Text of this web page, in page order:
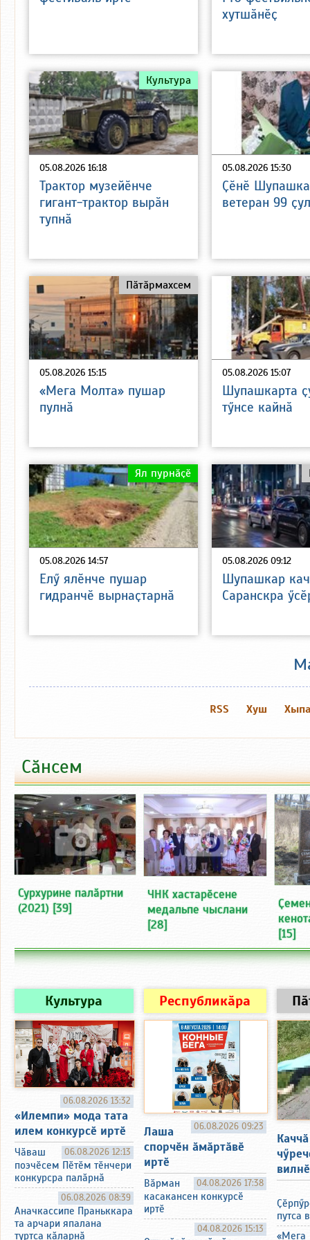
хутшӑнӗҫ
05.08.2026 16:18
Культура
Трактор музейӗнче
гигант-трактор вырӑн
тупнӑ
05.08.2026 15:30
Ҫӗнӗ
ветеран 99
05.08.2026 15:15
Пӑтӑрмахсем
«Мега Молта» пушар
пулнӑ
05.08.2026 15:07
Шупашкарта
тӳнсе кайнӑ
05.08.2026 14:57
Ял пурнӑҫӗ
Елӳ ялӗнче пушар
гидранчӗ вырнаҫтарнӑ
05.08.2026 09:12
Шупашкар
Саранскра
Хуш
RSS
Сӑнсем
Сурхурине палӑртни
(2021) [39]
ЧНК хастарӗсене
медальпе чыслани
[28]
[15]
Культура
06.08.2026 13:32
«Илемпи» мода тата
илем конкурсӗ иртӗ
06.08.2026 12:13
Чӑваш
поэчӗсем Пӗтӗм тӗнчери
конкурсра палӑрнӑ
06.08.2026 08:39
Аначкассипе Праньккара
та арчари япалана
туртса кӑларнӑ
Республикӑра
06.08.2026 09:23
Лаша
спорчӗн ӑмӑртӑвӗ
иртӗ
04.08.2026 17:38
Вӑрман
касакансен конкурсӗ
иртӗ
04.08.2026 15:13
Каччӑ
вилнӗ
путса
«Мега